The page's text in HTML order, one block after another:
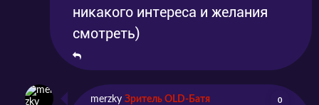
никакого интереса и желания
смотреть)
merzky Зритель OLD-Батя 0